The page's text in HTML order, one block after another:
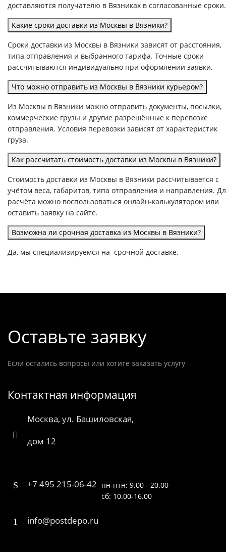
доставляются получателю в Вязниках в согласованные сроки.
Какие сроки доставки из Москвы в Вязники?
Сроки доставки из Москвы в Вязники зависят от расстояния,
типа отправления и выбранного тарифа. Точные сроки
рассчитываются индивидуально при оформлении заявки.
Что можно отправить из Москвы в Вязники курьером?
Из Москвы в Вязники можно отправить документы, посылки,
коммерческие грузы и другие разрешённые к перевозке
отправления. Условия перевозки зависят от характеристик
груза.
Как рассчитать стоимость доставки из Москвы в Вязники?
Стоимость доставки из Москвы в Вязники рассчитывается с
учётом веса, габаритов, типа отправления и направления.
расчёта можно воспользоваться онлайн-калькулятором или
оставить заявку на сайте.
Возможна ли срочная доставка из Москвы в Вязники?
Да, мы специализируемся на срочной доставке.
Оставьте заявку
Если остались вопросы или хотите заказать услугу
Контактная информация
Москва, ул. Башиловская,
дом 12
+7 495 215-06-42 пн-птн: 9.00 - 20.00
сб: 10.00-16.00
info@postdepo.ru